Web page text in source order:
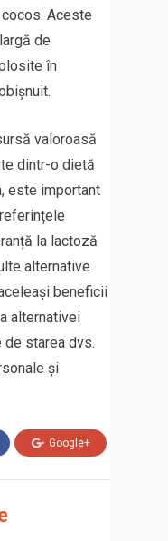
Aceste
de
în
valoroasă
dintr-o dietă
este important
la lactoză
alternative
beneficii
alternativei
starea dvs.
și
Google+